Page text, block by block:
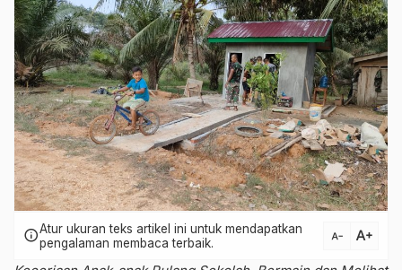
infoAtur ukuran teks artikel ini untuk mendapatkan
pengalaman membaca terbaik.
text_decrease text_increase